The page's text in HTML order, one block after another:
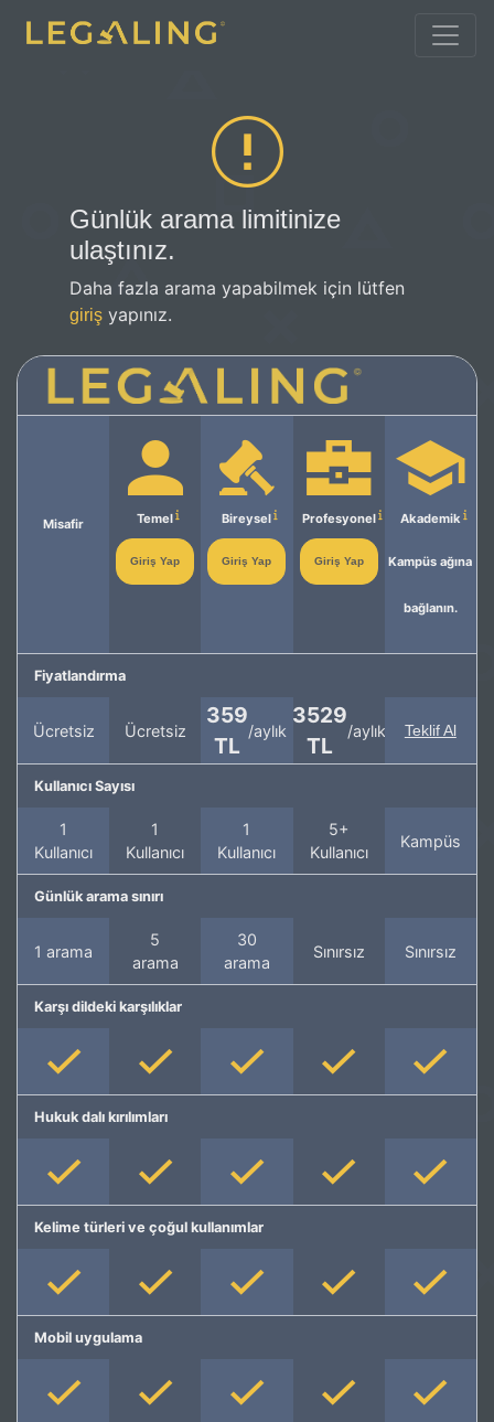
Günlük arama limitinize
ulaştınız.
Daha fazla arama yapabilmek için lütfen
giriş yapınız.
Misafir Temel
Giriş Yap
Bireysel
Giriş Yap
Profesyonel
Giriş Yap
Akademik
Kampüs ağına
bağlanın.
Fiyatlandırma
Ücretsiz Ücretsiz
359
TL
/aylık
3529
TL
/aylık Teklif Al
Kullanıcı Sayısı
1
Kullanıcı
1
Kullanıcı
1
Kullanıcı
5+
Kullanıcı
Kampüs
Günlük arama sınırı
1 arama
5
arama
30
arama
Sınırsız Sınırsız
Karşı dildeki karşılıklar
Hukuk dalı kırılımları
Kelime türleri ve çoğul kullanımlar
Mobil uygulama